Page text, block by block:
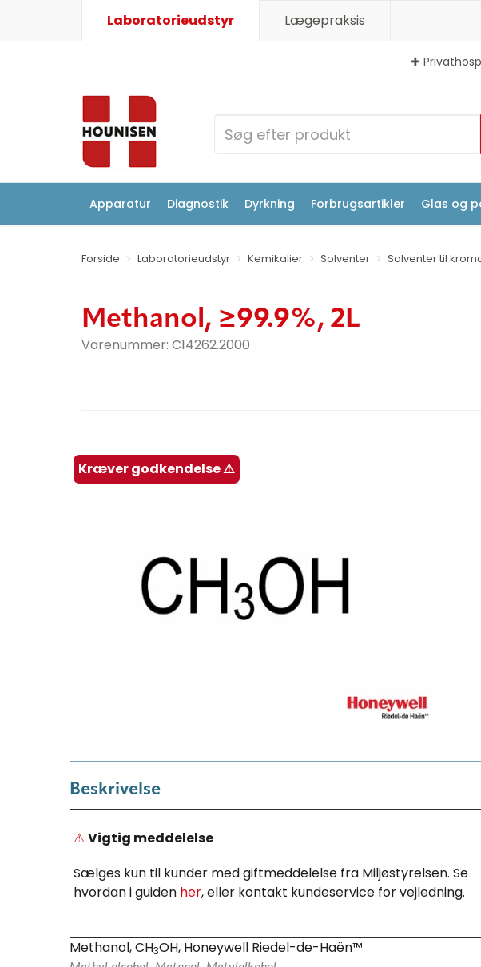
Laboratorieudstyr Lægepraksis
✚
Apparatur Diagnostik Dyrkning Forbrugsartikler Glas og
Forside Laboratorieudstyr Kemikalier Solventer Solventer til
Methanol, ≥99.9%, 2L
Varenummer: C14262.2000
Kræver godkendelse ⚠️
Beskrivelse
⚠Vigtig meddelelse
Sælges kun til kunder med giftmeddelelse fra Miljøstyrelsen. Se
hvordan i guiden her, eller kontakt kundeservice for vejledning.
Methanol, CH3OH, Honeywell Riedel-de-Haën™